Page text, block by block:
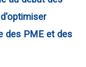
des PME et des